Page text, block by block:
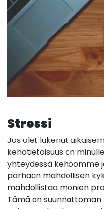
Stressi
Jos olet lukenut
kehotietoisuus on
yhteydessä kehoomme
parhaan mahdollisen
mahdollistaa monien
Tämä on